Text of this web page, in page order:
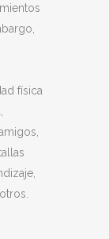
física